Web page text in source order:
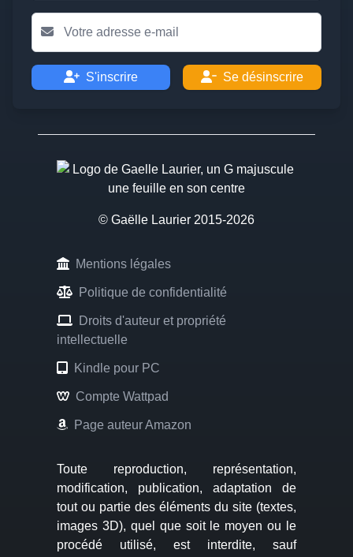
S'inscrire Se désinscrire
© Gaëlle Laurier 2015-2026
Mentions légales
Politique de confidentialité
Droits d'auteur et propriété
intellectuelle
Kindle pour PC
Compte Wattpad
Page auteur Amazon
Toute reproduction, représentation,
modification, publication, adaptation de
tout ou partie des éléments du site (textes,
images 3D), quel que soit le moyen ou le
procédé utilisé, est interdite, sauf